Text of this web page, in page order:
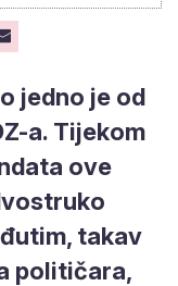
jedno je od
a. Tijekom
ove
takav
političara,